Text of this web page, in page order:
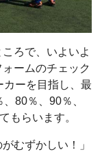
ろで、いよいよ
ームのチェック
カーを目指し、最
80％、90％、
もらいます。
むずかしい！」